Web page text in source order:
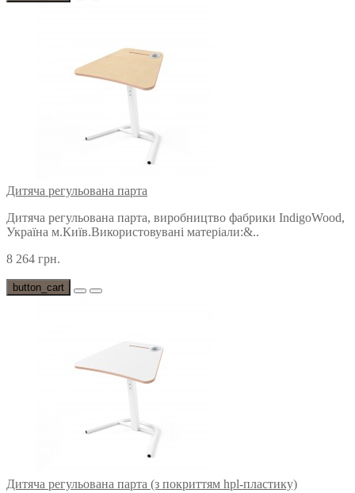
Дитяча регульована парта
Дитяча регульована парта, виробництво фабрики IndigoWood,
Україна м.Київ.Використовувані матеріали:&..
8 264 грн.
button_cart
Дитяча регульована парта (з покриттям hpl-пластику)